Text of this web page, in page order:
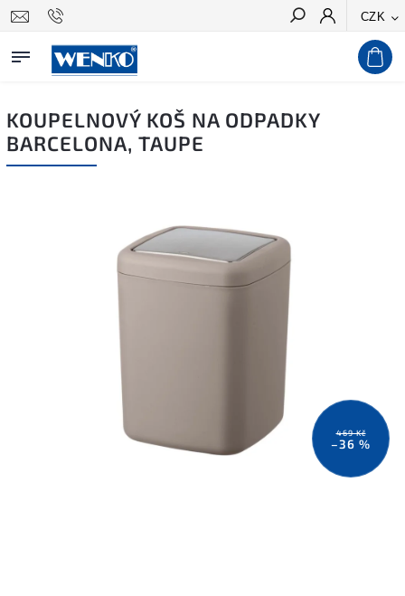
CZK
Hledat
KOUPELNOVÝ KOŠ NA ODPADKY
BARCELONA, TAUPE
469 Kč
–36 %